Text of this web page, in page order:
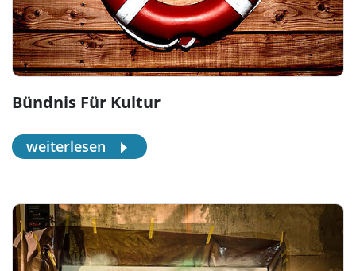
Bündnis Für Kultur
weiterlesen